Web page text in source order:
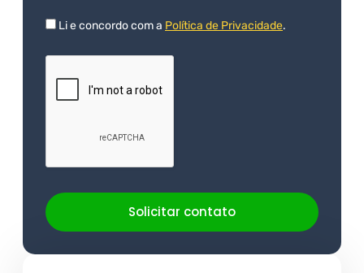
Li e concordo com a Política de Privacidade.
Solicitar contato